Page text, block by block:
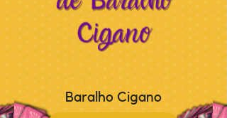
Baralho Cigano